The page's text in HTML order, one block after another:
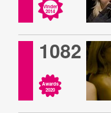
Vinder
2014
1082
Awards
2020